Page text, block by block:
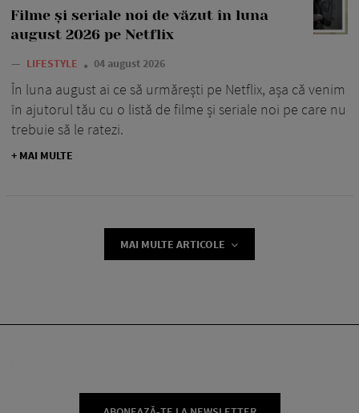
Filme și seriale noi de văzut în luna
august 2026 pe Netflix
— LIFESTYLE 04 august 2026
În luna august ai ce să urmărești pe Netflix, așa că venim
în ajutorul tău cu o listă de filme și seriale noi pe care nu
trebuie să le ratezi.
+ MAI MULTE
MAI MULTE ARTICOLE